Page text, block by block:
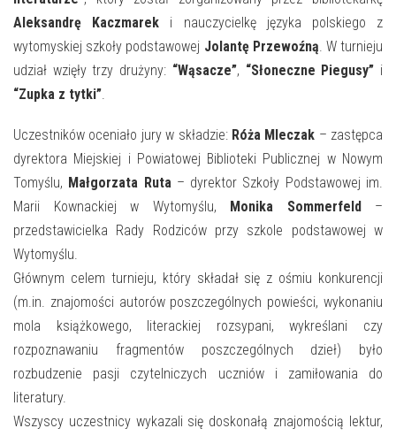
WYDARZENIA KULTURALNE
FOTO
E-INFORMATOR
O NAS
Aleksandrę Kaczmarek i nauczycielkę języka polskiego z
wytomyskiej szkoły podstawowej Jolantę Przewoźną. W turnieju
udział wzięły trzy drużyny: “Wąsacze”, “Słoneczne Piegusy” i
“Zupka z tytki”.
Uczestników oceniało jury w składzie: Róża Mleczak – zastępca
dyrektora Miejskiej i Powiatowej Biblioteki Publicznej w Nowym
Tomyślu, Małgorzata Ruta– dyrektor Szkoły Podstawowej im.
Marii Kownackiej w Wytomyślu, Monika Sommerfeld–
przedstawicielka Rady Rodziców przy szkole podstawowej w
Wytomyślu.
Głównym celem turnieju, który składał się z ośmiu konkurencji
(m.in. znajomości autorów poszczególnych powieści, wykonaniu
mola książkowego, literackiej rozsypani, wykreślani czy
rozpoznawaniu fragmentów poszczególnych dzieł) było
rozbudzenie pasji czytelniczych uczniów i zamiłowania do
literatury.
Wszyscy uczestnicy wykazali się doskonałą znajomością lektur,